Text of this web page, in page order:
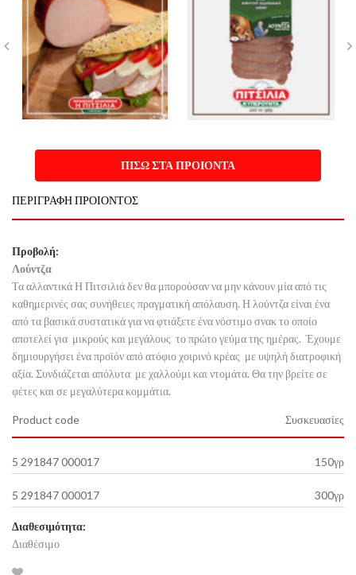
ΠΙΣΩ ΣΤΑ ΠΡΟΙΟΝΤΑ
ΠΕΡΙΓΡΑΦΗ ΠΡΟΙΟΝΤΟΣ
Προβολή:
Λούντζα
Τα αλλαντικά Η Πιτσιλιά δεν θα μπορούσαν να μην κάνουν μία από τις
καθημερινές σας συνήθειες πραγματική απόλαυση. Η λούντζα είναι ένα
από τα βασικά συστατικά για να φτιάξετε ένα νόστιμο σνακ το οποίο
αποτελεί για μικρούς και μεγάλους το πρώτο γεύμα της ημέρας. Έχουμε
δημιουργήσει ένα προϊόν από ατόφιο χοιρινό κρέας με υψηλή διατροφική
αξία. Συνδιάζεται απόλυτα με χαλλούμι και ντομάτα. Θα την βρείτε σε
φέτες και σε μεγαλύτερα κομμάτια.
Product code Συσκευασίες
5 291847 000017 150γρ
5 291847 000017 300γρ
Διαθεσιμότητα:
Διαθέσιμο